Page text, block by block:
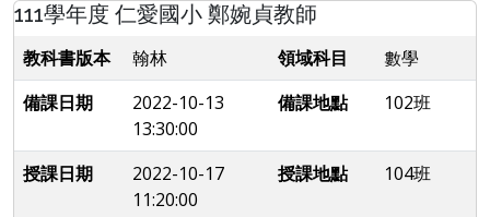
111學年度 仁愛國小 鄭婉貞教師
教科書版本 翰林 領域科目
數學
備課日期
2022-10-13
13:30:00
備課地點 102班
授課日期
2022-10-17
11:20:00
授課地點 104班